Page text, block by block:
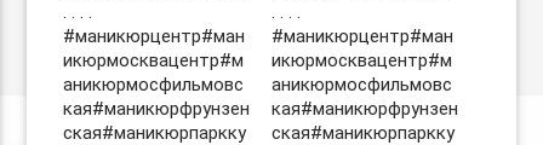
. . . .
#маникюрцентр#ман
икюрмосквацентр#м
аникюрмосфильмовс
кая#маникюрфрунзен
ская#маникюрпаркку
. . . .
#маникюрцентр#ман
икюрмосквацентр#м
аникюрмосфильмовс
кая#маникюрфрунзен
ская#маникюрпаркку